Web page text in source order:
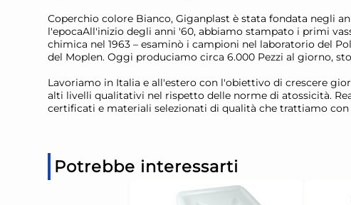
Coperchio colore Bianco, Giganplast è stata fondata negli
l'epocaAll'inizio degli anni '60, abbiamo stampato i primi
chimica nel 1963 – esaminò i campioni nel laboratorio del
del Moplen. Oggi produciamo circa 6.000 Pezzi al giorno,
Lavoriamo in Italia e all'estero con l'obiettivo di crescere
alti livelli qualitativi nel rispetto delle norme di atossicità.
certificati e materiali selezionati di qualità che trattiamo con
Potrebbe interessarti